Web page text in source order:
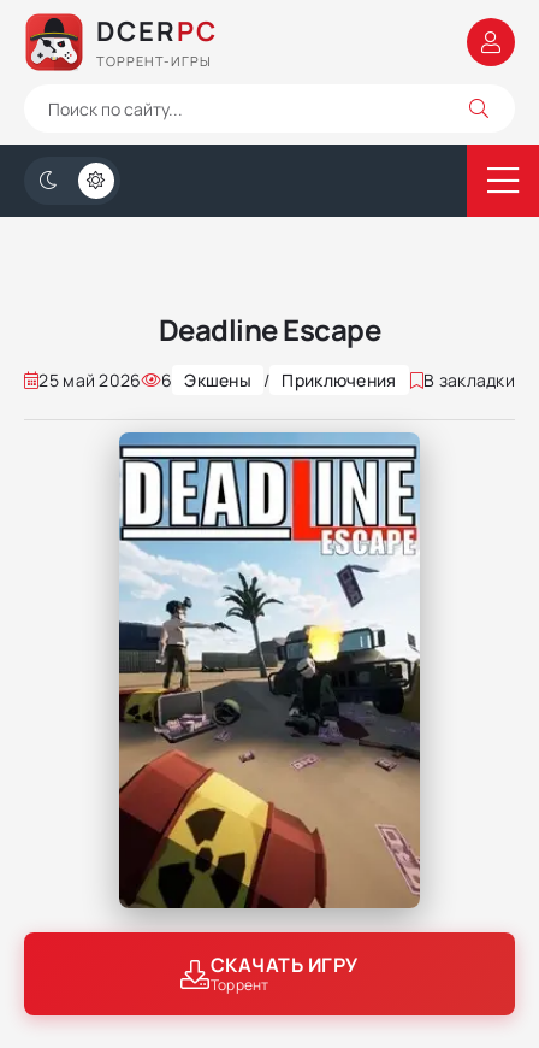
DCERPC
ТОРРЕНТ-ИГРЫ
Deadline Escape
25 май 2026 6 Экшены / Приключения В закладки
СКАЧАТЬ ИГРУ
Торрент